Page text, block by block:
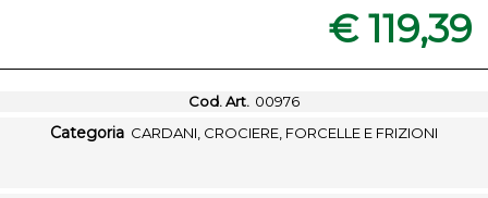
€ 119,39
Cod. Art. 00976
Categoria CARDANI, CROCIERE, FORCELLE E FRIZIONI